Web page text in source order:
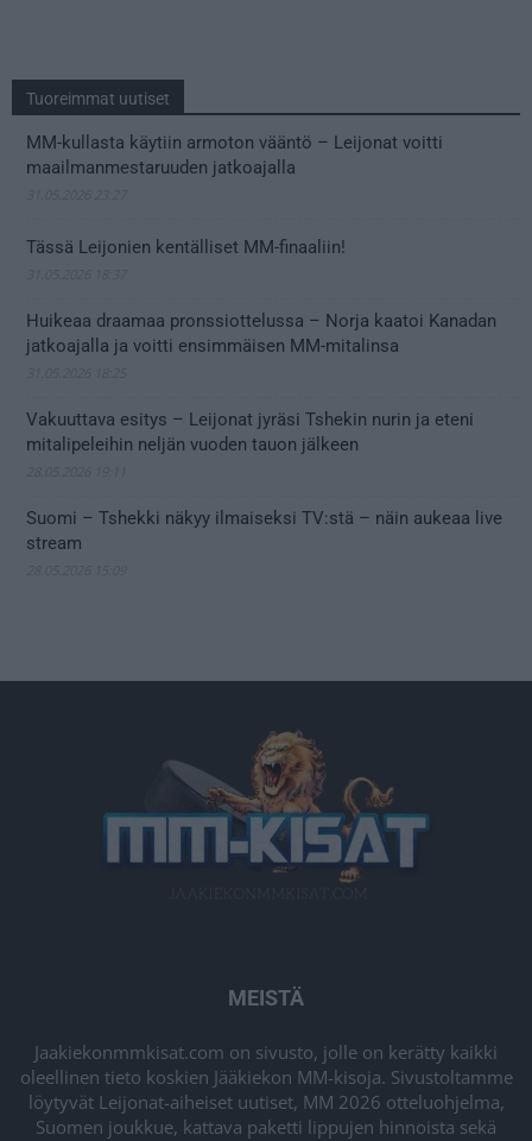
Tuoreimmat uutiset
MM-kullasta käytiin armoton vääntö – Leijonat voitti
maailmanmestaruuden jatkoajalla
Tässä Leijonien kentälliset MM-finaaliin!
Huikeaa draamaa pronssiottelussa – Norja kaatoi Kanadan
jatkoajalla ja voitti ensimmäisen MM-mitalinsa
Vakuuttava esitys – Leijonat jyräsi Tshekin nurin ja eteni
mitalipeleihin neljän vuoden tauon jälkeen
Suomi – Tshekki näkyy ilmaiseksi TV:stä – näin aukeaa live
stream
MEISTÄ
Jaakiekonmmkisat.com on sivusto, jolle on kerätty kaikki
oleellinen tieto koskien Jääkiekon MM-kisoja. Sivustoltamme
löytyvät Leijonat-aiheiset uutiset, MM 2026 otteluohjelma,
Suomen joukkue, kattava paketti lippujen hinnoista sekä